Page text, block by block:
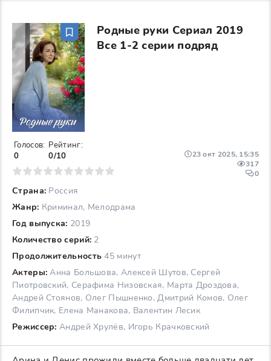
Родные руки Сериал 2019
Все 1-2 серии подряд
Страна: Россия
Жанр: Криминал, Мелодрама
Год выпуска: 2019
Количество серий: 2
Продолжительность 45 минут
Актеры: Анна Большова, Алексей Шутов, Сергей
Пиотровский, Серафима Низовская, Марта Дроздова,
Андрей Стоянов, Олег Пышненко, Дмитрий Комов, Олег
Филипчик, Елена Манакова, Валентин Лесик
Режиссер: Андрей Хрулёв, Игорь Крачковский
23 окт 2025, 15:35
317
0
Голосов:
0
Рейтинг:
0/10
7 8 9 10